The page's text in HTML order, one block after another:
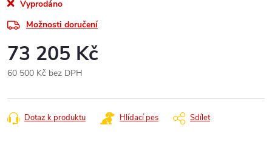
Vyprodáno
Možnosti doručení
73 205 Kč
60 500 Kč bez DPH
cena:
Dotaz k produktu Hlídací pes Sdílet